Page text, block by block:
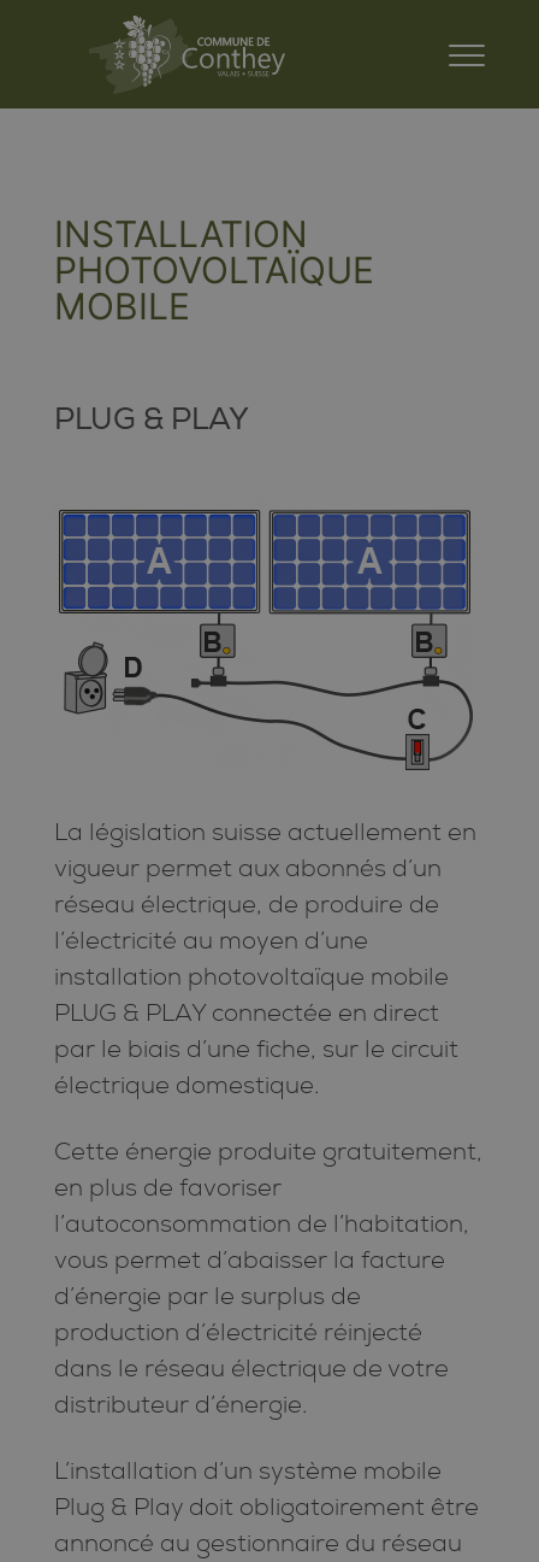
INSTALLATION
PHOTOVOLTAÏQUE
MOBILE
PLUG & PLAY
La législation suisse actuellement en
vigueur permet aux abonnés d’un
réseau électrique, de produire de
l’électricité au moyen d’une
installation photovoltaïque mobile
PLUG & PLAY connectée en direct
par le biais d’une fiche, sur le circuit
électrique domestique.
Cette énergie produite gratuitement,
en plus de favoriser
l’autoconsommation de l’habitation,
vous permet d’abaisser la facture
d’énergie par le surplus de
production d’électricité réinjecté
dans le réseau électrique de votre
distributeur d’énergie.
L’installation d’un système mobile
Plug & Play doit obligatoirement être
annoncé au gestionnaire du réseau